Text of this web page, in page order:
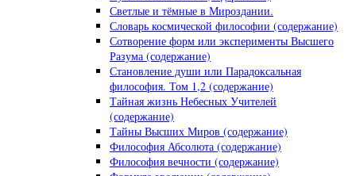
Светлые и тёмные в Мироздании.
Словарь космической философии (содержание)
Сотворение форм или эксперименты Высшего
Разума (содержание)
Становление души или Парадоксальная
философия. Том 1,2 (содержание)
Тайная жизнь Небесных Учителей
(содержание)
Тайны Высших Миров (содержание)
Философия Абсолюта (содержание)
Философия вечности (содержание)